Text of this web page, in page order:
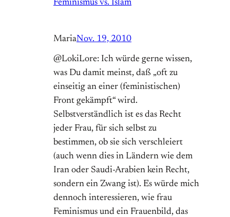
Feminismus vs. Islam
MariaNov. 19, 2010
@LokiLore: Ich würde gerne wissen,
was Du damit meinst, daß „oft zu
einseitig an einer (feministischen)
Front gekämpft“ wird.
Selbstverständlich ist es das Recht
jeder Frau, für sich selbst zu
bestimmen, ob sie sich verschleiert
(auch wenn dies in Ländern wie dem
Iran oder Saudi-Arabien kein Recht,
sondern ein Zwang ist). Es würde mich
dennoch interessieren, wie frau
Feminismus und ein Frauenbild, das